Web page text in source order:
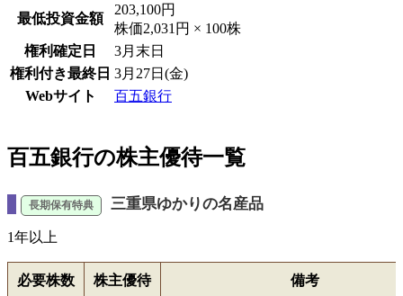
最低投資金額
203,100円
株価2,031円 × 100株
権利確定日
3月末日
権利付き最終日 3月27日(金)
Webサイト
百五銀行
百五銀行の株主優待一覧
三重県ゆかりの名産品
1年以上
必要株数 株主優待 備考